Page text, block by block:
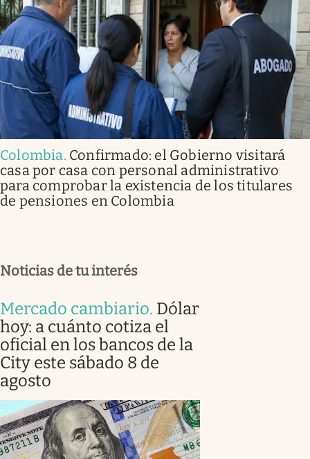
Colombia. Confirmado: el Gobierno visitará
casa por casa con personal administrativo
para comprobar la existencia de los titulares
de pensiones en Colombia
Noticias de tu interés
Mercado cambiario. Dólar
hoy: a cuánto cotiza el
oficial en los bancos de la
City este sábado 8 de
agosto